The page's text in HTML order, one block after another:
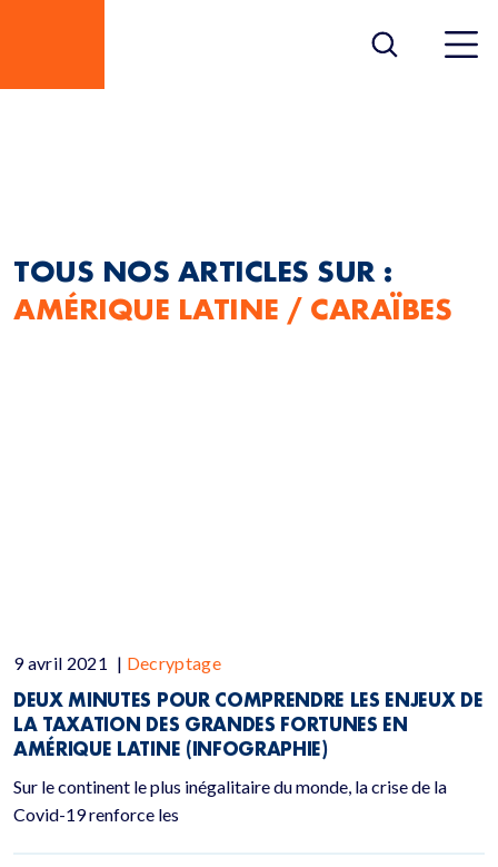
AMÉRIQUE LATINE /
CARAÏBES
TOUS NOS ARTICLES SUR :
AMÉRIQUE LATINE / CARAÏBES
9 avril 2021 | Decryptage
DEUX MINUTES POUR COMPRENDRE LES ENJEUX DE
LA TAXATION DES GRANDES FORTUNES EN
AMÉRIQUE LATINE (INFOGRAPHIE)
Sur le continent le plus inégalitaire du monde, la crise de la
Covid-19 renforce les